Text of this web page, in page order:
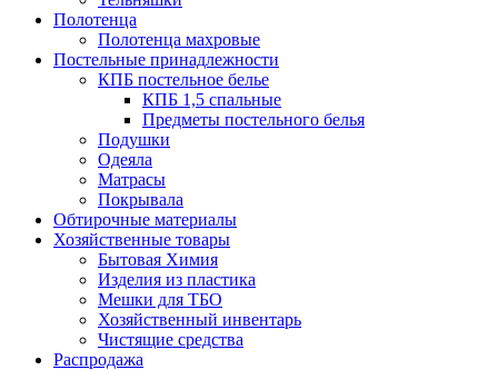
Полотенца
Полотенца махровые
Постельные принадлежности
КПБ постельное белье
КПБ 1,5 спальные
Предметы постельного белья
Подушки
Одеяла
Матрасы
Покрывала
Обтирочные материалы
Хозяйственные товары
Бытовая Химия
Изделия из пластика
Мешки для ТБО
Хозяйственный инвентарь
Чистящие средства
Распродажа